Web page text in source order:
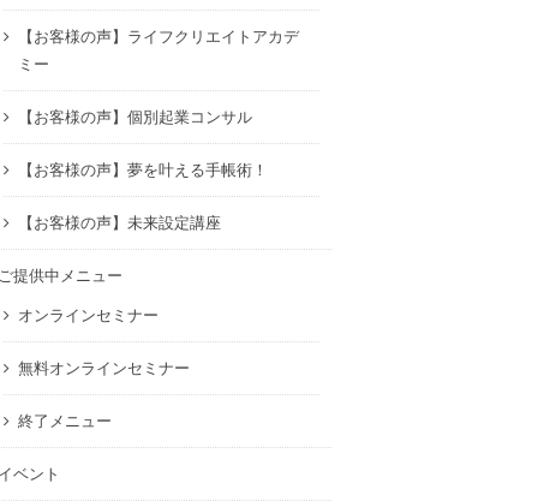
【お客様の声】ライフクリエイトアカデ
ミー
【お客様の声】個別起業コンサル
【お客様の声】夢を叶える手帳術！
【お客様の声】未来設定講座
ご提供中メニュー
オンラインセミナー
無料オンラインセミナー
終了メニュー
イベント